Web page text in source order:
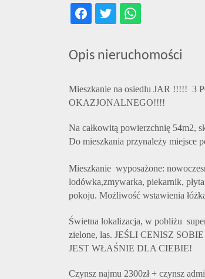
Opis nieruchomości
Mieszkanie na osiedlu JAR !!!!! 3
OKAZJONALNEGO!!!!
Na całkowitą powierzchnię 54m2,
Do mieszkania przynależy miejsce
Mieszkanie wyposażone:
lodówka,zmywarka, piekarnik,
pokoju. Możliwość wstawienia
Świetna lokalizacja, w pobliżu
zielone, las. JEŚLI CENISZ
JEST WŁAŚNIE DLA CIEBIE!
Czynsz najmu 2300zł + czynsz